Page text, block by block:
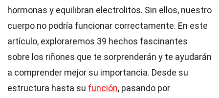
hormonas y equilibran electrolitos. Sin ellos, nuestro
cuerpo no podría funcionar correctamente. En este
artículo, exploraremos 39 hechos fascinantes
sobre los riñones que te sorprenderán y te ayudarán
a comprender mejor su importancia. Desde su
estructura hasta su función, pasando por